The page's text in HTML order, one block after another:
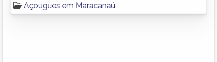
Açougues em Maracanaú